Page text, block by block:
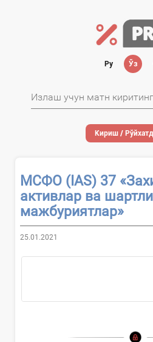
Ру Ўз
Кириш /
МСФО (IAS) 37
активлар ва шартли
мажбуриятлар»
25.01.2021